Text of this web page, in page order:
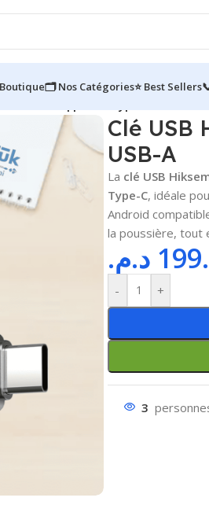
🗂️ Nos Catégories⭐ Best Sellers
Clé USB
USB-A
La clé USB
Type-C, idéale
Android
la poussière, tout
د.م.
- +
3